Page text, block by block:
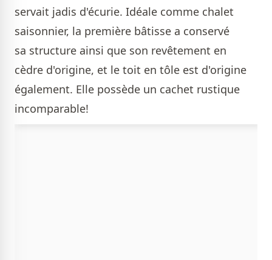
servait jadis d'écurie. Idéale comme chalet
saisonnier, la première bâtisse a conservé
sa structure ainsi que son revêtement en
cèdre d'origine, et le toit en tôle est d'origine
également. Elle possède un cachet rustique
incomparable!